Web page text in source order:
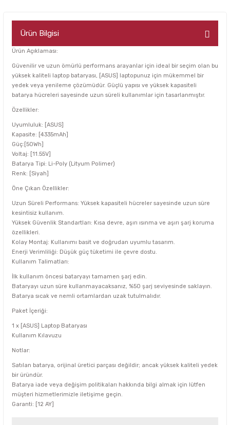
Ürün Bilgisi
Ürün Açıklaması:
Güvenilir ve uzun ömürlü performans arayanlar için ideal bir seçim olan bu
yüksek kaliteli laptop bataryası, [ASUS] laptopunuz için mükemmel bir
yedek veya yenileme çözümüdür. Güçlü yapısı ve yüksek kapasiteli
batarya hücreleri sayesinde uzun süreli kullanımlar için tasarlanmıştır.
Özellikler:
Uyumluluk: [ASUS]
Kapasite: [4335mAh]
Güç:[50Wh]
Voltaj: [11.55V]
Batarya Tipi: Li-Poly (Lityum Polimer)
Renk: [Siyah]
Öne Çıkan Özellikler:
Uzun Süreli Performans: Yüksek kapasiteli hücreler sayesinde uzun süre
kesintisiz kullanım.
Yüksek Güvenlik Standartları: Kısa devre, aşırı ısınma ve aşırı şarj koruma
özellikleri.
Kolay Montaj: Kullanımı basit ve doğrudan uyumlu tasarım.
Enerji Verimliliği: Düşük güç tüketimi ile çevre dostu.
Kullanım Talimatları:
İlk kullanım öncesi bataryayı tamamen şarj edin.
Bataryayı uzun süre kullanmayacaksanız, %50 şarj seviyesinde saklayın.
Batarya sıcak ve nemli ortamlardan uzak tutulmalıdır.
Paket İçeriği:
1 x [ASUS] Laptop Bataryası
Kullanım Kılavuzu
Notlar:
Satılan batarya, orijinal üretici parçası değildir; ancak yüksek kaliteli yedek
bir üründür.
Batarya iade veya değişim politikaları hakkında bilgi almak için lütfen
müşteri hizmetlerimizle iletişime geçin.
Garanti: [12 AY]